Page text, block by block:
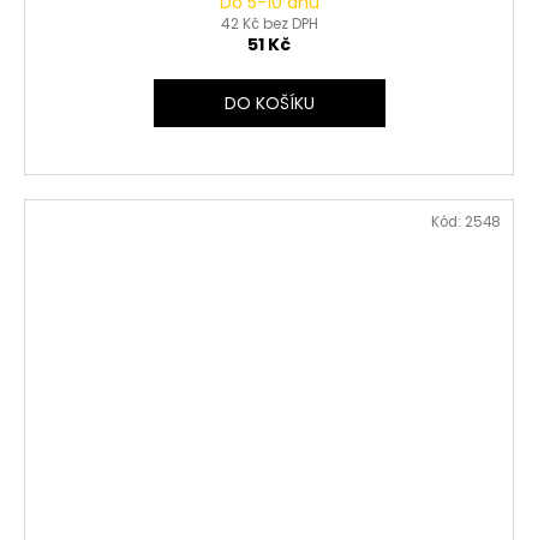
42 Kč bez DPH
51 Kč
DO KOŠÍKU
Kód: 2548